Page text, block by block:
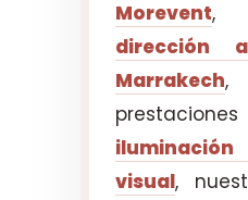
Morevent,
dirección
Marrakech,
visual,